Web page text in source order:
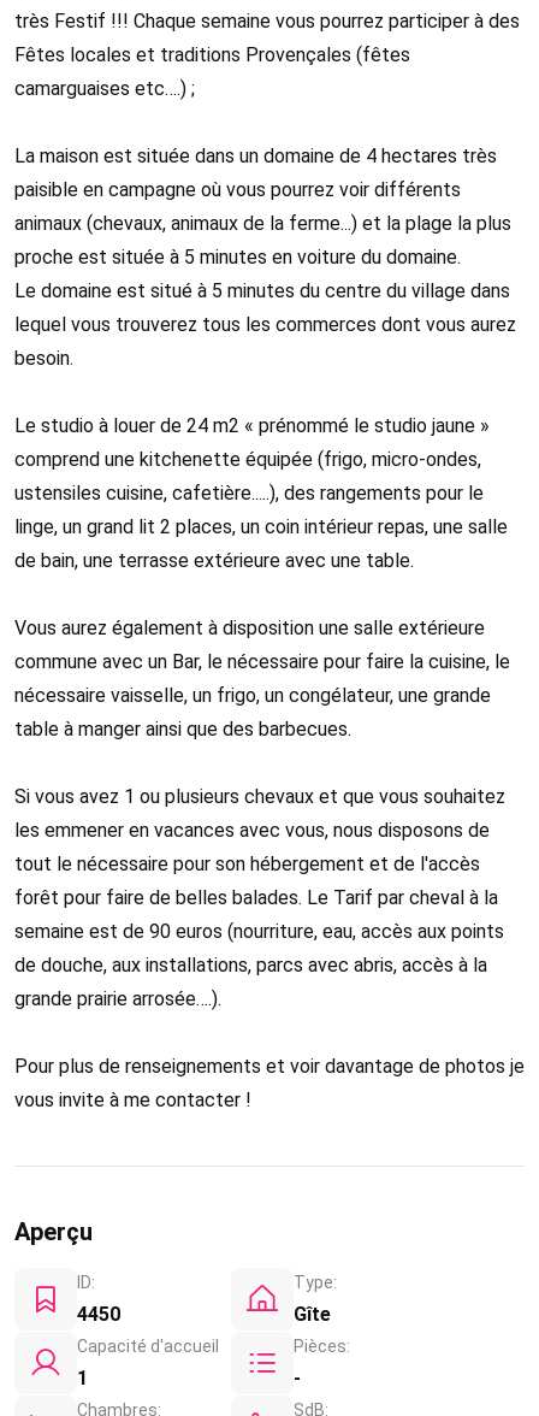
très Festif !!! Chaque semaine vous pourrez participer à des
Fêtes locales et traditions Provençales (fêtes
camarguaises etc….) ;
La maison est située dans un domaine de 4 hectares très
paisible en campagne où vous pourrez voir différents
animaux (chevaux, animaux de la ferme...) et la plage la plus
proche est située à 5 minutes en voiture du domaine.
Le domaine est situé à 5 minutes du centre du village dans
lequel vous trouverez tous les commerces dont vous aurez
besoin.
Le studio à louer de 24 m2 « prénommé le studio jaune »
comprend une kitchenette équipée (frigo, micro-ondes,
ustensiles cuisine, cafetière.....), des rangements pour le
linge, un grand lit 2 places, un coin intérieur repas, une salle
de bain, une terrasse extérieure avec une table.
Vous aurez également à disposition une salle extérieure
commune avec un Bar, le nécessaire pour faire la cuisine, le
nécessaire vaisselle, un frigo, un congélateur, une grande
table à manger ainsi que des barbecues.
Si vous avez 1 ou plusieurs chevaux et que vous souhaitez
les emmener en vacances avec vous, nous disposons de
tout le nécessaire pour son hébergement et de l'accès
forêt pour faire de belles balades. Le Tarif par cheval à la
semaine est de 90 euros (nourriture, eau, accès aux points
de douche, aux installations, parcs avec abris, accès à la
grande prairie arrosée….).
Pour plus de renseignements et voir davantage de photos je
vous invite à me contacter !
Aperçu
ID:
4450
Type:
Gîte
Capacité d'accueil
1
Pièces:
-
Chambres: SdB: